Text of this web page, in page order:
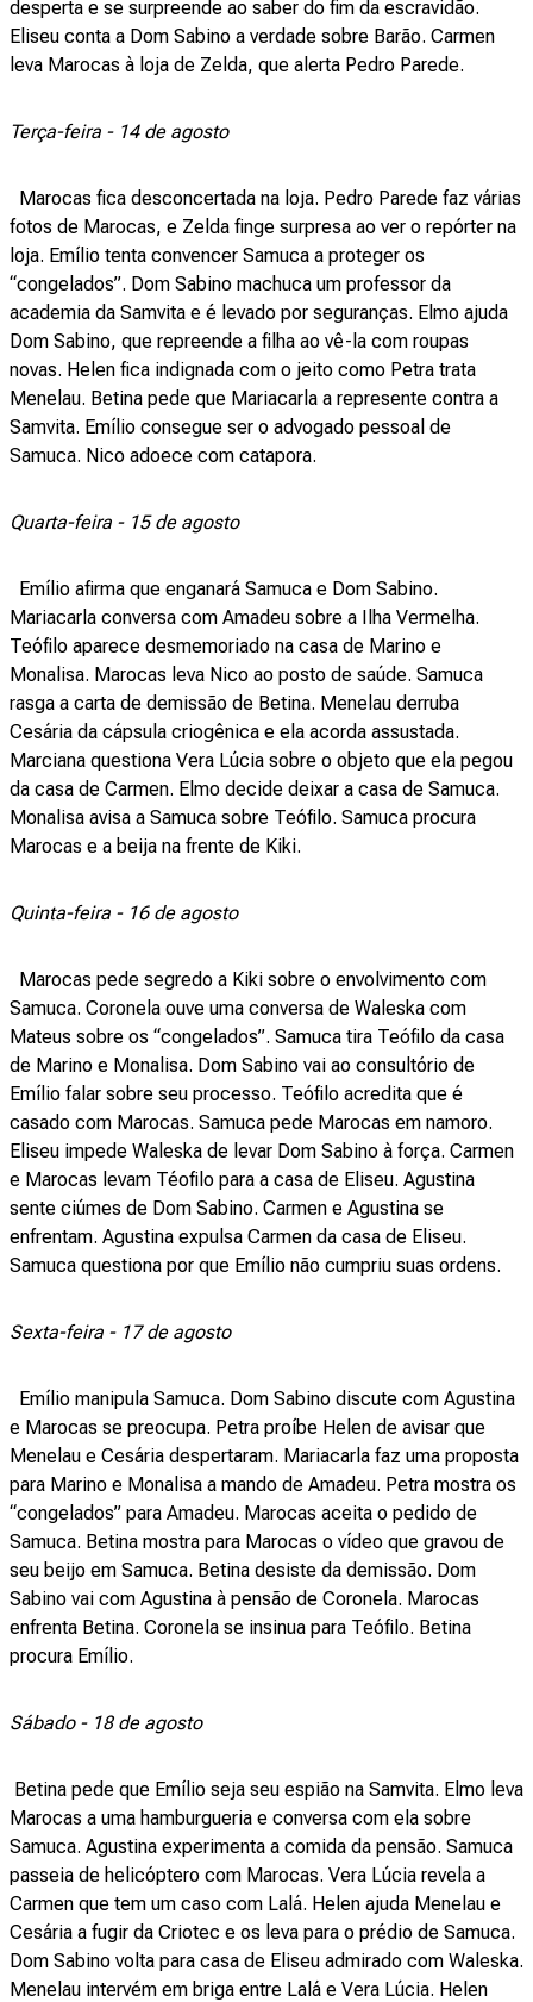
desperta e se surpreende ao saber do fim da escravidão.
Eliseu conta a Dom Sabino a verdade sobre Barão. Carmen
leva Marocas à loja de Zelda, que alerta Pedro Parede.
Terça-feira - 14 de agosto
Marocas fica desconcertada na loja. Pedro Parede faz várias
fotos de Marocas, e Zelda finge surpresa ao ver o repórter na
loja. Emílio tenta convencer Samuca a proteger os
“congelados”. Dom Sabino machuca um professor da
academia da Samvita e é levado por seguranças. Elmo ajuda
Dom Sabino, que repreende a filha ao vê-la com roupas
novas. Helen fica indignada com o jeito como Petra trata
Menelau. Betina pede que Mariacarla a represente contra a
Samvita. Emílio consegue ser o advogado pessoal de
Samuca. Nico adoece com catapora.
Quarta-feira - 15 de agosto
Emílio afirma que enganará Samuca e Dom Sabino.
Mariacarla conversa com Amadeu sobre a Ilha Vermelha.
Teófilo aparece desmemoriado na casa de Marino e
Monalisa. Marocas leva Nico ao posto de saúde. Samuca
rasga a carta de demissão de Betina. Menelau derruba
Cesária da cápsula criogênica e ela acorda assustada.
Marciana questiona Vera Lúcia sobre o objeto que ela pegou
da casa de Carmen. Elmo decide deixar a casa de Samuca.
Monalisa avisa a Samuca sobre Teófilo. Samuca procura
Marocas e a beija na frente de Kiki.
Quinta-feira - 16 de agosto
Marocas pede segredo a Kiki sobre o envolvimento com
Samuca. Coronela ouve uma conversa de Waleska com
Mateus sobre os “congelados”. Samuca tira Teófilo da casa
de Marino e Monalisa. Dom Sabino vai ao consultório de
Emílio falar sobre seu processo. Teófilo acredita que é
casado com Marocas. Samuca pede Marocas em namoro.
Eliseu impede Waleska de levar Dom Sabino à força. Carmen
e Marocas levam Téofilo para a casa de Eliseu. Agustina
sente ciúmes de Dom Sabino. Carmen e Agustina se
enfrentam. Agustina expulsa Carmen da casa de Eliseu.
Samuca questiona por que Emílio não cumpriu suas ordens.
Sexta-feira - 17 de agosto
Emílio manipula Samuca. Dom Sabino discute com Agustina
e Marocas se preocupa. Petra proíbe Helen de avisar que
Menelau e Cesária despertaram. Mariacarla faz uma proposta
para Marino e Monalisa a mando de Amadeu. Petra mostra os
“congelados” para Amadeu. Marocas aceita o pedido de
Samuca. Betina mostra para Marocas o vídeo que gravou de
seu beijo em Samuca. Betina desiste da demissão. Dom
Sabino vai com Agustina à pensão de Coronela. Marocas
enfrenta Betina. Coronela se insinua para Teófilo. Betina
procura Emílio.
Sábado - 18 de agosto
Betina pede que Emílio seja seu espião na Samvita. Elmo leva
Marocas a uma hamburgueria e conversa com ela sobre
Samuca. Agustina experimenta a comida da pensão. Samuca
passeia de helicóptero com Marocas. Vera Lúcia revela a
Carmen que tem um caso com Lalá. Helen ajuda Menelau e
Cesária a fugir da Criotec e os leva para o prédio de Samuca.
Dom Sabino volta para casa de Eliseu admirado com Waleska.
Menelau intervém em briga entre Lalá e Vera Lúcia. Helen